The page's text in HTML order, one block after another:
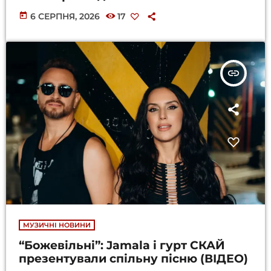
today 6 СЕРПНЯ, 2026 17
insert_link
МУЗИЧНІ НОВИНИ
“Божевільні”: Jamala і гурт СКАЙ
презентували спільну пісню (ВІДЕО)